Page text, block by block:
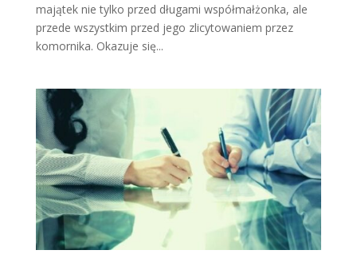
majątek nie tylko przed długami współmałżonka, ale
przede wszystkim przed jego zlicytowaniem przez
komornika. Okazuje się...